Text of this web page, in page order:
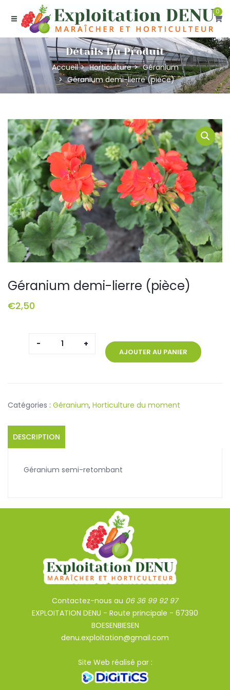
0
Détails Du Produit
Accueil Horticulture
Géranium
Géranium demi-lierre (pièce)
Géranium demi-lierre (pièce)
€2,50
quantité
(pièce)
AJOUTER AU PANIER
Catégories : Géranium, Horticulture du moment
DESCRIPTION
Géranium semi-retombant
Contactez-nous au 06 36 99 92 97
EXPLOITATION DENU - Route principale - 67390
BOESENBIESEN
denu.exploitation@gmail.com
Site Web réalisé par :